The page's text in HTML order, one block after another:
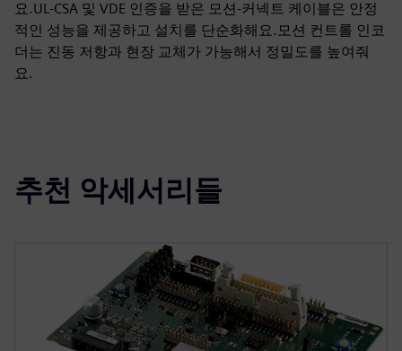
요.UL-CSA 및 VDE 인증을 받은 모션-커넥트 케이블은 안정
적인 성능을 제공하고 설치를 단순화해요.모션 컨트롤 인코
더는 진동 저항과 현장 교체가 가능해서 정밀도를 높여줘
요.
추천 악세서리들